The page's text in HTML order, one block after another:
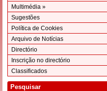
Multimédia »
Sugestões
Política de Cookies
Arquivo de Notícias
Directório
Inscrição no directório
Classificados
Pesquisar